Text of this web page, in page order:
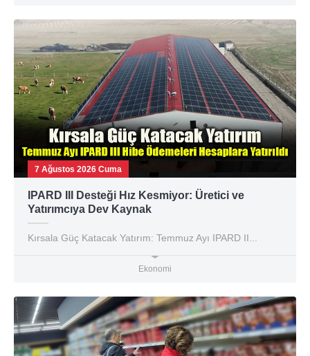
7 Ağustos 2026 Cuma
IPARD III Desteği Hız Kesmiyor: Üretici ve
Yatırımcıya Dev Kaynak
Kırsala Güç Katacak Yatırım: Temmuz Ayı IPARD II...
Ekonomi